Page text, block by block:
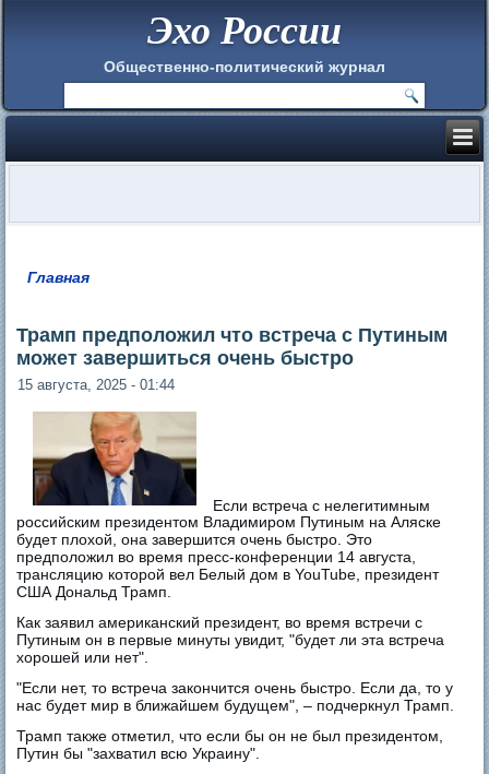
Эхо России
Общественно-политический журнал
Главная
Трамп предположил что встреча с Путиным
может завершиться очень быстро
15 августа, 2025 - 01:44
Если встреча с нелегитимным
российским президентом Владимиром Путиным на Аляске
будет плохой, она завершится очень быстро. Это
предположил во время пресс-конференции 14 августа,
трансляцию которой вел Белый дом в YouTube, президент
США Дональд Трамп.
Как заявил американский президент, во время встречи с
Путиным он в первые минуты увидит, "будет ли эта встреча
хорошей или нет".
"Если нет, то встреча закончится очень быстро. Если да, то у
нас будет мир в ближайшем будущем", – подчеркнул Трамп.
Трамп также отметил, что если бы он не был президентом,
Путин бы "захватил всю Украину".